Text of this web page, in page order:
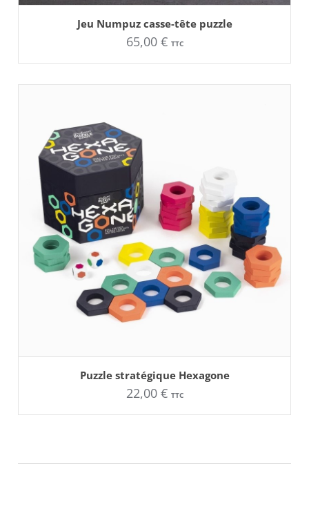
Jeu Numpuz casse-tête puzzle
65,00 € TTC
Puzzle stratégique Hexagone
22,00 € TTC